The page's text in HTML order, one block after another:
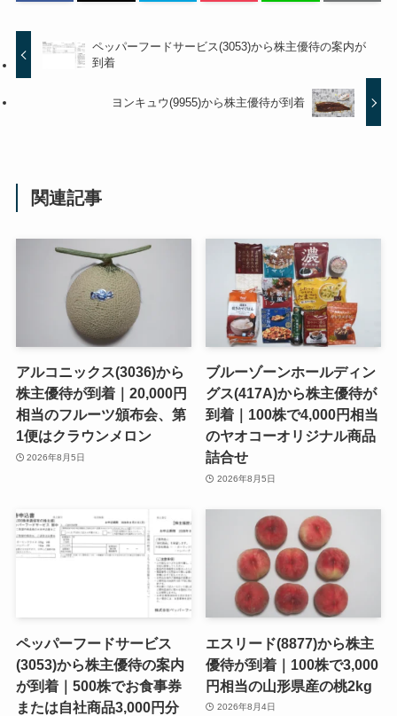
ペッパーフードサービス(3053)から株主優待の案内が
到着
ヨンキュウ(9955)から株主優待が到着
関連記事
アルコニックス(3036)から
株主優待が到着｜20,000円
相当のフルーツ頒布会、第
1便はクラウンメロン
2026年8月5日
ブルーゾーンホールディン
グス(417A)から株主優待が
到着｜100株で4,000円相当
のヤオコーオリジナル商品
詰合せ
2026年8月5日
ペッパーフードサービス
(3053)から株主優待の案内
が到着｜500株でお食事券
または自社商品3,000円分
エスリード(8877)から株主
優待が到着｜100株で3,000
円相当の山形県産の桃2kg
2026年8月4日